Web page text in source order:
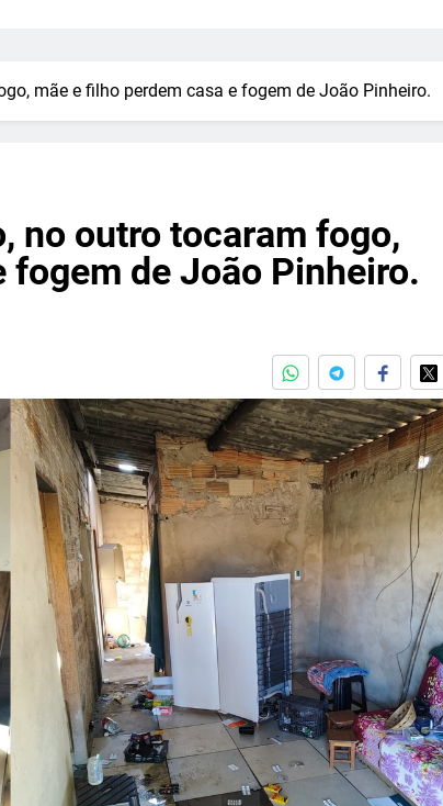
mãe e filho perdem casa e fogem de João Pinheiro.
no outro tocaram fogo,
fogem de João Pinheiro.